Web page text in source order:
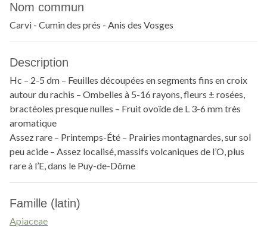
Nom commun
Carvi - Cumin des prés - Anis des Vosges
Description
Hc – 2-5 dm – Feuilles découpées en segments fins en croix
autour du rachis – Ombelles à 5-16 rayons, fleurs ± rosées,
bractéoles presque nulles – Fruit ovoïde de L 3-6 mm très
aromatique
Assez rare – Printemps-Été – Prairies montagnardes, sur sol
peu acide – Assez localisé, massifs volcaniques de l’O, plus
rare à l’E, dans le Puy-de-Dôme
Famille (latin)
Apiaceae